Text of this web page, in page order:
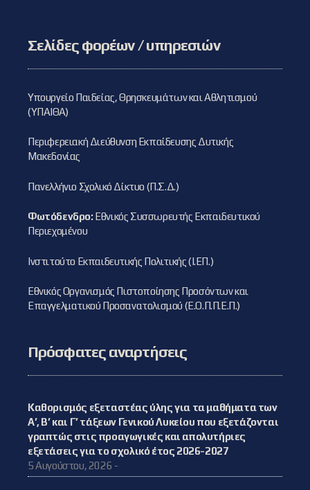
Σελίδες φορέων / υπηρεσιών
Υπουργείο Παιδείας, Θρησκευμάτων και Αθλητισμού
(ΥΠΑΙΘΑ)
Περιφερειακή Διεύθυνση Εκπαίδευσης Δυτικής
Μακεδονίας
Πανελλήνιο Σχολικό Δίκτυο (Π.Σ.Δ.)
Φωτόδενδρο:Εθνικός Συσσωρευτής Εκπαιδευτικού
Περιεχομένου
Ινστιτούτο Εκπαιδευτικής Πολιτικής (Ι.ΕΠ.)
Εθνικός Οργανισμός Πιστοποίησης Προσόντων και
Επαγγελματικού Προσανατολισμού (Ε.Ο.Π.Π.Ε.Π.)
Πρόσφατες αναρτήσεις
Καθορισμός εξεταστέας ύλης για τα μαθήματα των
Α’, Β’ και Γ’ τάξεων Γενικού Λυκείου που εξετάζονται
γραπτώς στις προαγωγικές και απολυτήριες
εξετάσεις για το σχολικό έτος 2026-2027
5 Αυγούστου, 2026 -